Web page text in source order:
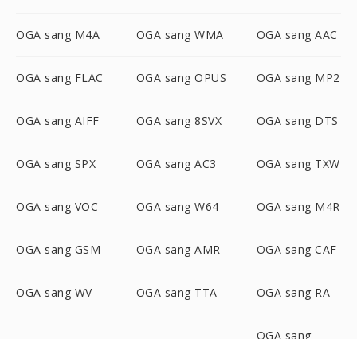
OGA sang M4A OGA sang WMA OGA sang AAC
OGA sang FLAC OGA sang OPUS OGA sang MP2
OGA sang AIFF OGA sang 8SVX OGA sang DTS
OGA sang SPX OGA sang AC3 OGA sang TXW
OGA sang VOC OGA sang W64 OGA sang M4R
OGA sang GSM OGA sang AMR OGA sang CAF
OGA sang WV OGA sang TTA OGA sang RA
OGA sang